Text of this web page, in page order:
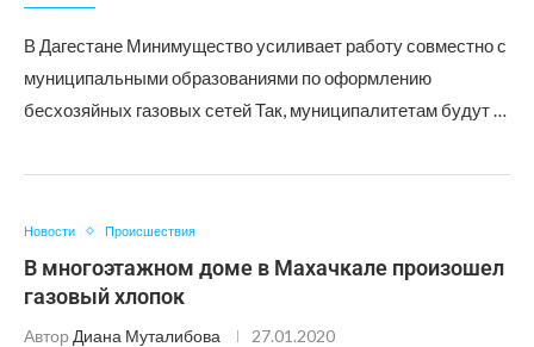
В Дагестане Минимущество усиливает работу совместно с
муниципальными образованиями по оформлению
бесхозяйных газовых сетей Так, муниципалитетам будут …
Новости Происшествия
В многоэтажном доме в Махачкале произошел
газовый хлопок
Автор Диана Муталибова 27.01.2020